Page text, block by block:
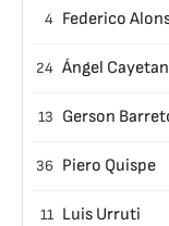
4 Federico
24 Ángel
13 Gerson
36 Piero Quispe
11 Luis Urruti